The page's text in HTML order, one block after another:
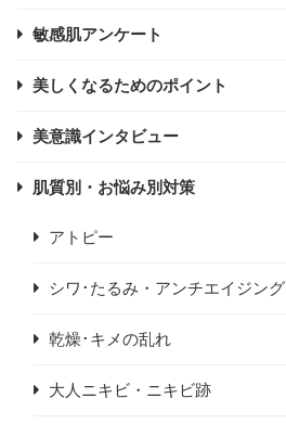
敏感肌アンケート
美しくなるためのポイント
美意識インタビュー
肌質別・お悩み別対策
アトピー
シワ･たるみ・アンチエイジング
乾燥･キメの乱れ
大人ニキビ・ニキビ跡